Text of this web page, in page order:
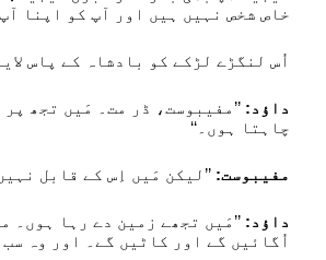
خاص شخص نہیں ہیں اور آپ کو اپنا
اُس لنگڑے لڑکے کو بادشاہ کے پاس
داؤد: ’’مفیبوست، ڈر مت۔ مَیں تجھ
چاہتا ہوں۔‘‘
مفیبوست: ’’لیکن مَیں اِس کے قابل
داؤد: ’’مَیں تجھے زمین دے رہا ہوں۔
اُگائیں گے اور کاٹیں گے۔ اور وہ سب